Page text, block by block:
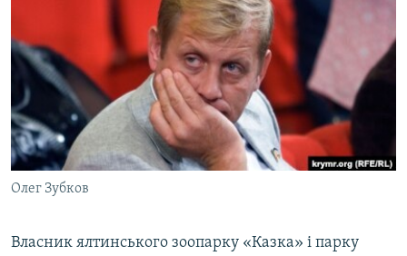
СПЕЦПРОЕКТИ
ДЕПОРТАЦІЯ
ВІДЕОУРОКИ «ELIFBE»
СВІДЧЕННЯ ОКУПАЦІЇ
УКРАЇНСЬКА ПРОБЛЕМА КРИМУ
ІНФОГРАФІКА
ЯК ОБІЙТИ БЛОКУВАННЯ
Русский
Qırımtatar
ДОЛУЧАЙСЯ!
Олег Зубков
Власник ялтинського зоопарку «Казка» і парку